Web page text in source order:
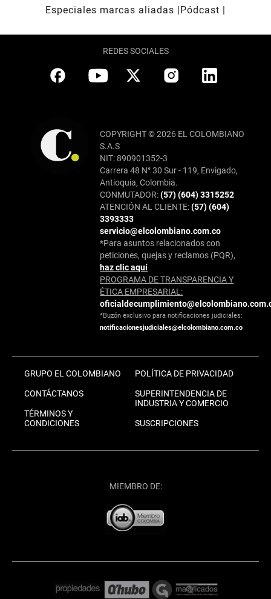
Especiales marcas aliadas
Pódcast
REDES SOCIALES
COPYRIGHT © 2026 EL COLOMBIANO
S.A.S
NIT: 890901352-3
Carrera 48 N° 30 Sur - 119, Envigado,
Antioquia, Colombia.
CONMUTADOR:(57) (604) 3315252
ATENCIÓN AL CLIENTE:(57) (604)
3393333
servicio@elcolombiano.com.co
*Para asuntos relacionados con
peticiones, quejas y reclamos (PQR),
haz clic aquí
PROGRAMA DE TRANSPARENCIA Y
ÉTICA EMPRESARIAL:
*Buzón exclusivo para notificaciones judiciales:
notificacionesjudiciales@elcolombiano.com.co
GRUPO EL COLOMBIANO
CONTÁCTANOS
TÉRMINOS Y
CONDICIONES
POLÍTICA DE PRIVACIDAD
SUPERINTENDENCIA DE
INDUSTRIA Y COMERCIO
SUSCRIPCIONES
MIEMBRO DE: